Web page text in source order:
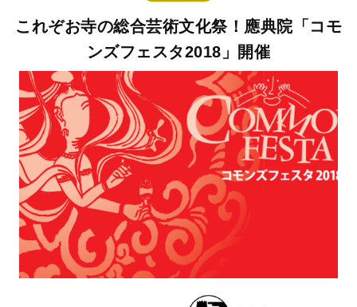
これぞお寺の総合芸術文化祭！應典院「コモ
ンズフェスタ2018」開催